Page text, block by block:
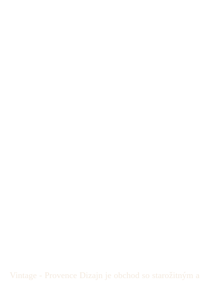
Vintage - Provence Dizajn je obchod so starožitným a